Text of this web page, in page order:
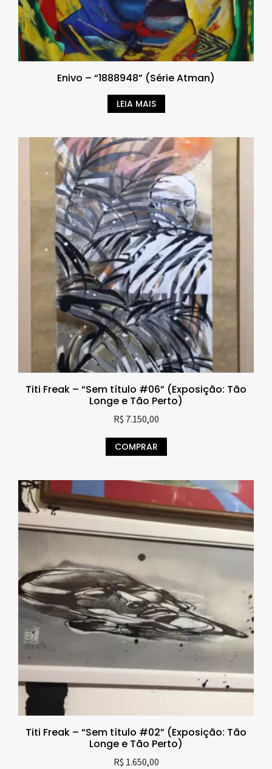
Enivo – “1888948” (Série Atman)
LEIA MAIS
Titi Freak – “Sem título #06” (Exposição: Tão
Longe e Tão Perto)
R$ 7.150,00
COMPRAR
Titi Freak – “Sem título #02” (Exposição: Tão
Longe e Tão Perto)
R$ 1.650,00